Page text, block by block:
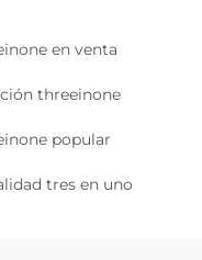
en venta
threeinone
popular
tres en uno